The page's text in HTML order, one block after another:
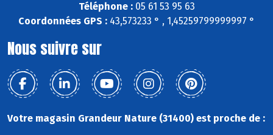
Téléphone :05 61 53 95 63
Coordonnées GPS : 43,573233 ° , 1,45259799999997 °
Nous suivre sur
Votre magasin Grandeur Nature (31400) est proche de :